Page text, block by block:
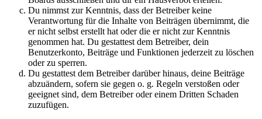
Du nimmst zur Kenntnis, dass der Betreiber keine
Verantwortung für die Inhalte von Beiträgen übernimmt, die
er nicht selbst erstellt hat oder die er nicht zur Kenntnis
genommen hat. Du gestattest dem Betreiber, dein
Benutzerkonto, Beiträge und Funktionen jederzeit zu löschen
oder zu sperren.
Du gestattest dem Betreiber darüber hinaus, deine Beiträge
abzuändern, sofern sie gegen o. g. Regeln verstoßen oder
geeignet sind, dem Betreiber oder einem Dritten Schaden
zuzufügen.